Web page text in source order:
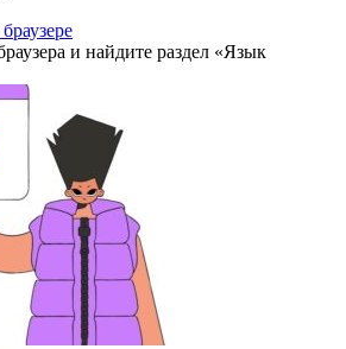
и найдите раздел «Язык